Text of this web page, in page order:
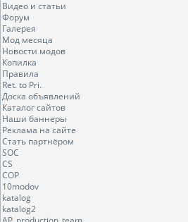
Видео и статьи
Форум
Галерея
Мод месяца
Новости модов
Копилка
Правила
Ret. to Pri.
Доска объявлений
Каталог сайтов
Наши баннеры
Реклама на сайте
Стать партнёром
SOC
CS
COP
10modov
katalog
katalog2